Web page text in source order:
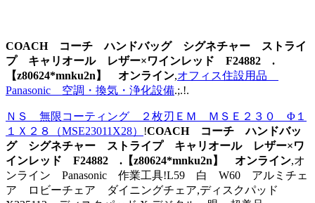
COACH コーチ ハンドバッグ シグネチャー ストライ
プ キャリオール レザー×ワインレッド F24882 .
【z80624*mnku2n】 オンライン,オフィス住設用品
Panasonic 空調・換気・浄化設備.;.!.
ＮＳ 無限コーティング ２枚刃ＥＭ ＭＳＥ２３０ Φ１
１Ｘ２８（MSE23011X28） !COACH コーチ ハンドバッ
グ シグネチャー ストライプ キャリオール レザー×ワ
インレッド F24882 .【z80624*mnku2n】 オンライン,オ
ンライン Panasonic 作業工具!L59 白 W60 アルミチェ
ア ロビーチェア ダイニングチェア,ディスクパッド